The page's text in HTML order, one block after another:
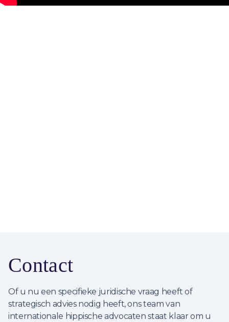
Contact
Of u nu een specifieke juridische vraag heeft of
strategisch advies nodig heeft, ons team van
internationale hippische advocaten staat klaar om u